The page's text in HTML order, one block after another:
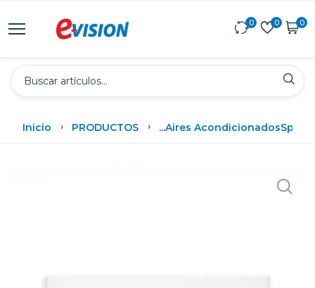
0 0 0
Inicio PRODUCTOS ...Aires AcondicionadosSplit